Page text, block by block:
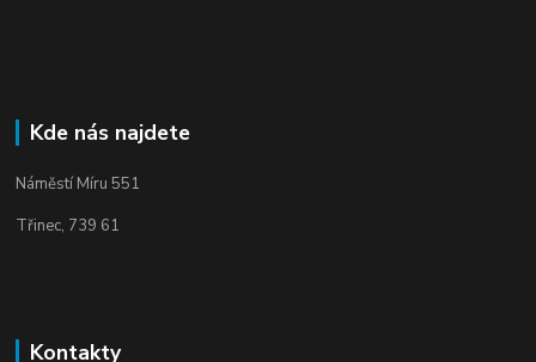
Kde nás najdete
Náměstí Míru 551
Třinec, 739 61
Kontakty